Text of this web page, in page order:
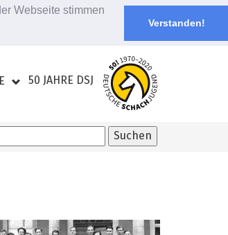
Webseite stimmen
Verstanden!
50 JAHRE DSJ